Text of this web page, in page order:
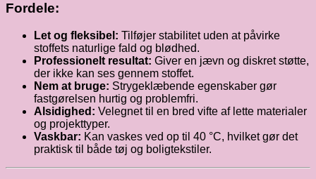
Fordele:
Let og fleksibel: Tilføjer stabilitet uden at påvirke
stoffets naturlige fald og blødhed.
Professionelt resultat: Giver en jævn og diskret støtte,
der ikke kan ses gennem stoffet.
Nem at bruge: Strygeklæbende egenskaber gør
fastgørelsen hurtig og problemfri.
Alsidighed: Velegnet til en bred vifte af lette materialer
og projekttyper.
Vaskbar: Kan vaskes ved op til 40 °C, hvilket gør det
praktisk til både tøj og boligtekstiler.